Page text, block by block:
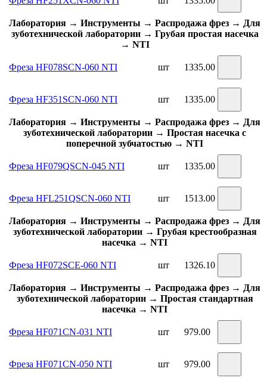
Лаборатория → Инструменты → Распродажа фрез → Для
зуботехнической лаборатории → Грубая простая насечка
→ NTI
Фреза HF078SCN-060 NTI шт 1335.00
Фреза HF351SCN-060 NTI шт 1335.00
Лаборатория → Инструменты → Распродажа фрез → Для
зуботехнической лаборатории → Простая насечка с
поперечной зубчатостью → NTI
Фреза HF079QSCN-045 NTI шт 1335.00
Фреза HFL251QSCN-060 NTI шт 1513.00
Лаборатория → Инструменты → Распродажа фрез → Для
зуботехнической лаборатории → Грубая крестообразная
насечка → NTI
Фреза HF072SCE-060 NTI шт 1326.10
Лаборатория → Инструменты → Распродажа фрез → Для
зуботехнической лаборатории → Простая стандартная
насечка → NTI
Фреза HF071CN-031 NTI шт 979.00
Фреза HF071CN-050 NTI шт 979.00